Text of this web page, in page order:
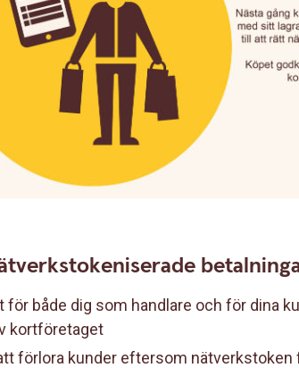
för både dig som handlare och för dina
kortföretaget
förlora kunder eftersom